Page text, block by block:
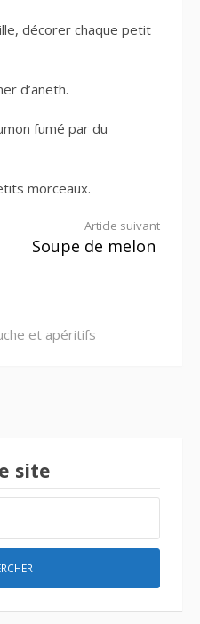
décorer chaque petit
d’aneth.
fumé par du
morceaux.
Article suivant
Soupe de melon
et apéritifs
site